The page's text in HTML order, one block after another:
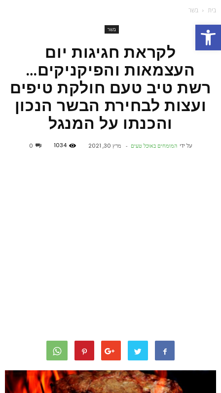
פתח סרגל נגישות
בית בשר
בשר
לקראת חגיגות יום
העצמאות והפיקניקים…
רשת טיב טעם חולקת טיפים
ועצות לבחירת הבשר הנכון
והכנתו על המנגל
על ידי המומחים באוכל טעים - מרץ 30, 2021 1034
0